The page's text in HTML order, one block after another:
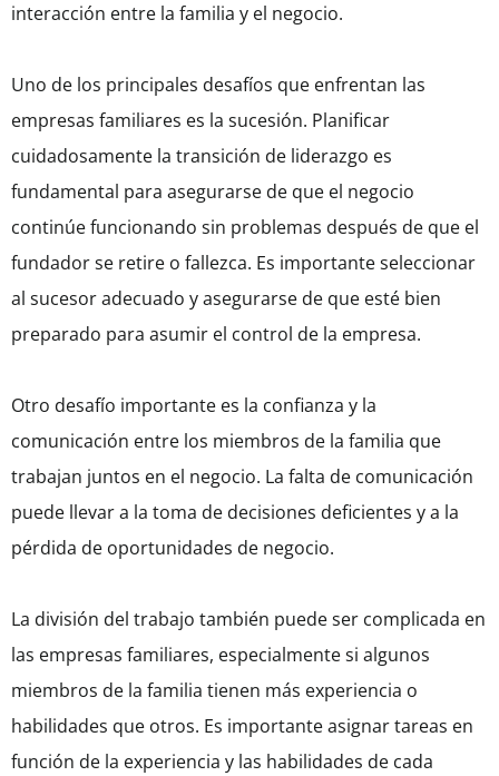
interacción entre la familia y el negocio.
Uno de los principales desafíos que enfrentan las
empresas familiares es la sucesión. Planificar
cuidadosamente la transición de liderazgo es
fundamental para asegurarse de que el negocio
continúe funcionando sin problemas después de que el
fundador se retire o fallezca. Es importante seleccionar
al sucesor adecuado y asegurarse de que esté bien
preparado para asumir el control de la empresa.
Otro desafío importante es la confianza y la
comunicación entre los miembros de la familia que
trabajan juntos en el negocio. La falta de comunicación
puede llevar a la toma de decisiones deficientes y a la
pérdida de oportunidades de negocio.
La división del trabajo también puede ser complicada en
las empresas familiares, especialmente si algunos
miembros de la familia tienen más experiencia o
habilidades que otros. Es importante asignar tareas en
función de la experiencia y las habilidades de cada